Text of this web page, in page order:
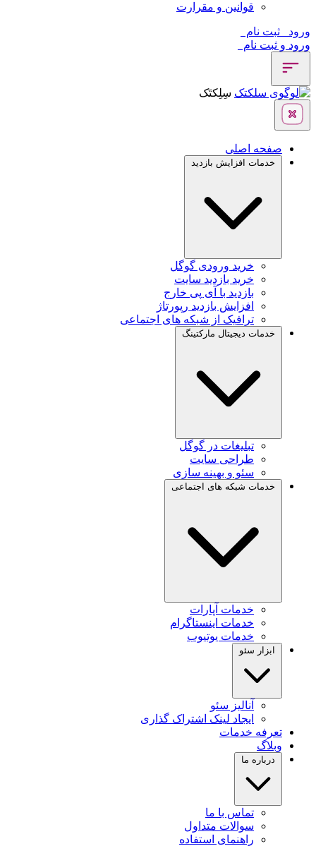
قوانین و مقرارت
ورود
ثبت نام
ورود و ثبت نام
سِلِکتَک
صفحه اصلی
خدمات افزایش بازدید
خرید ورودی گوگل
خرید بازدید سایت
بازدید با آی پی خارج
افزایش بازدید رپورتاژ
ترافیک از شبکه های اجتماعی
خدمات دیجیتال مارکتینگ
تبلیغات در گوگل
طراحی سایت
سئو و بهینه سازی
خدمات شبکه های اجتماعی
خدمات آپارات
خدمات اینستاگرام
خدمات یوتیوب
ابزار سئو
آنالیز سئو
ایجاد لینک اشتراک گذاری
تعرفه خدمات
وبلاگ
درباره ما
تماس با ما
سوالات متداول
راهنمای استفاده